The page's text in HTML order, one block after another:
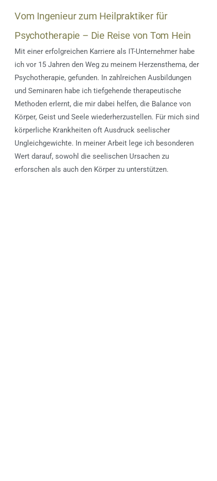
Vom Ingenieur zum Heilpraktiker für
Psychotherapie – Die Reise von Tom Hein
Mit einer erfolgreichen Karriere als IT-Unternehmer habe
ich vor 15 Jahren den Weg zu meinem Herzensthema, der
Psychotherapie, gefunden. In zahlreichen Ausbildungen
und Seminaren habe ich tiefgehende therapeutische
Methoden erlernt, die mir dabei helfen, die Balance von
Körper, Geist und Seele wiederherzustellen. Für mich sind
körperliche Krankheiten oft Ausdruck seelischer
Ungleichgewichte. In meiner Arbeit lege ich besonderen
Wert darauf, sowohl die seelischen Ursachen zu
erforschen als auch den Körper zu unterstützen.